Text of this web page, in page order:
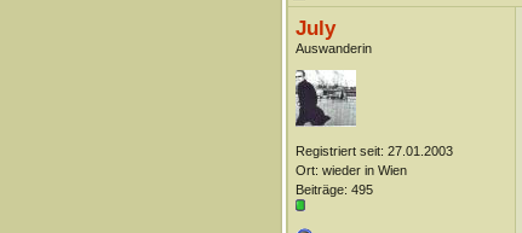
July
Auswanderin
Registriert seit: 27.01.2003
Ort: wieder in Wien
Beiträge: 495